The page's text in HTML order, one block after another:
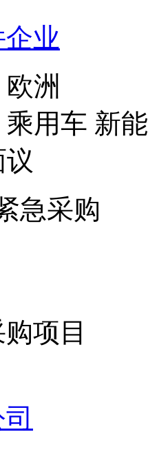
业
欧洲
乘用车 新
急采购
项目